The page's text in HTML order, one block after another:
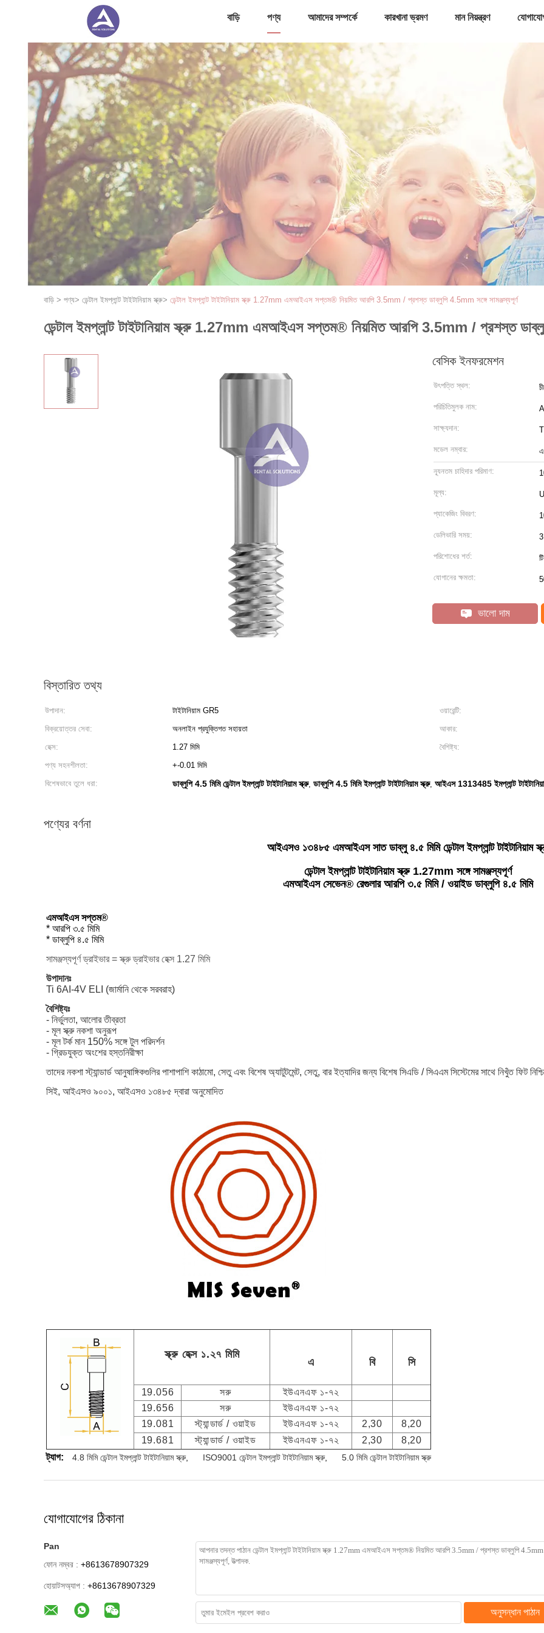
বাড়ি পণ্য আমাদের সম্পর্কে কারখানা ভ্রমণ মান নিয়ন্ত্রণ
বাড়ি > পণ্য> ডেন্টাল ইমপ্লান্ট টাইটানিয়াম স্ক্রু> ডেন্টাল ইমপ্লান্ট টাইটানিয়াম স্ক্রু 1.27mm এমআইএস সপ্তম® নিয়মিত আরপি 3.5mm / প্রশস্ত ডাব্লুপি 4.5mm সঙ্গে সামঞ্জস্যপূর্ণ
ডেন্টাল ইমপ্লান্ট টাইটানিয়াম স্ক্রু 1.27mm এমআইএস সপ্তম® নিয়মিত আরপি 3.5mm / প্রশস্ত
বেসিক ইনফরমেশন
উৎপত্তি স্থল:
পরিচিতিমুলক নাম:
সাক্ষ্যদান:
মডেল নম্বার:
ন্যূনতম চাহিদার পরিমাণ:
মূল্য:
প্যাকেজিং বিবরণ:
ডেলিভারি সময়:
পরিশোধের শর্ত:
যোগানের ক্ষমতা:
ভালো দাম
বিস্তারিত তথ্য
উপাদান: টাইটানিয়াম GR5 ওয়ারেন্টি:
বিক্রয়োত্তর সেবা:
অনলাইন প্রযুক্তিগত সহায়তা আকার:
হেক্স:
1.27 মিমি বৈশিষ্ট্য:
পণ্য সহনশীলতা:
+-0.01 মিমি
বিশেষভাবে তুলে ধরা:
ডাব্লুপি 4.5 মিমি ডেন্টাল ইমপ্লান্ট টাইটানিয়াম স্ক্রু, ডাব্লুপি 4.5 মিমি ইমপ্লান্ট টাইটানিয়াম স্ক্রু, আইএস 1313485 ইমপ্লান্ট
পণ্যের বর্ণনা
আইএসও ১৩৪৮৫ এমআইএস সাত ডাব্লু ৪.৫ মিমি ডেন্টাল ইমপ্লান্ট টাইটানিয়াম
ডেন্টাল ইমপ্লান্ট টাইটানিয়াম স্ক্রু 1.27mm সঙ্গে সামঞ্জস্যপূর্ণ
এমআইএস সেভেন® রেগুলার আরপি ৩.৫ মিমি / ওয়াইড ডাব্লুপি ৪.৫ মিমি
এমআইএস সপ্তম®
* আরপি ৩.৫ মিমি
* ডাব্লুপি ৪.৫ মিমি
সামঞ্জস্যপূর্ণ ড্রাইভার = স্ক্রু ড্রাইভার হেক্স 1.27 মিমি
উপাদানঃ
Ti 6AI-4V ELI (জার্মানি থেকে সরবরাহ)
বৈশিষ্ট্যঃ
- নির্ভুলতা, আলোর তীব্রতা
- মূল স্ক্রু নকশা অনুরূপ
- মূল টর্ক মান 150% সঙ্গে টুল পরিদর্শন
- গ্রিডযুক্ত অংশের হস্তনিরীক্ষা
তাদের নকশা স্ট্যান্ডার্ড আনুষাঙ্গিকগুলির পাশাপাশি কাঠামো, সেতু এবং বিশেষ অ্যাটুটমেন্ট, সেতু, বার ইত্যাদির জন্য বিশেষ সিএডি / সিএএম সিস্টেমের সাথে নিখুঁত ফিট
সিই, আইএসও ৯০০১, আইএসও ১৩৪৮৫ দ্বারা অনুমোদিত
স্ক্রু হেক্স ১.২৭ মিমি
এ বি সি
19.056 সরু
ইউএনএফ ১-৭২
19.656
সরু
ইউএনএফ ১-৭২
19.081
স্ট্যান্ডার্ড / ওয়াইড ইউএনএফ ১-৭২ 2,30
8,20
19.681
স্ট্যান্ডার্ড / ওয়াইড ইউএনএফ ১-৭২ 2,30
8,20
ট্যাগ:
4.8 মিমি ডেন্টাল ইমপ্লান্ট টাইটানিয়াম স্ক্রু, ISO9001 ডেন্টাল ইমপ্লান্ট টাইটানিয়াম স্ক্রু, 5.0 মিমি ডেন্টাল টাইটানিয়াম স্ক্রু
যোগাযোগের ঠিকানা
Pan
ফোন নম্বর : +8613678907329
হোয়াটসঅ্যাপ : +8613678907329
অনুসন্ধান পাঠান